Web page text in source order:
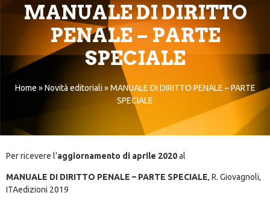
MANUALE DI DIRITTO
PENALE – PARTE
SPECIALE
Home »Novità editoriali»MANUALE DI DIRITTO PENALE – PARTE
SPECIALE
Per ricevere l’aggiornamento di aprile 2020al
MANUALE DI DIRITTO PENALE – PARTE SPECIALE, R. Giovagnoli,
ITAedizioni 2019